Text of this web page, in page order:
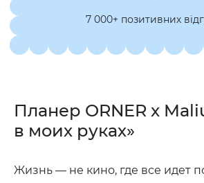
7 000+ позитивних
Планер ORNER x
в моих руках»
Жизнь — не кино, где все идет